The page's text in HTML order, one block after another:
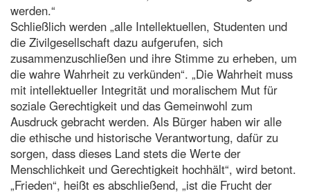
werden.“
Schließlich werden „alle Intellektuellen, Studenten und
die Zivilgesellschaft dazu aufgerufen, sich
zusammenzuschließen und ihre Stimme zu erheben, um
die wahre Wahrheit zu verkünden“. „Die Wahrheit muss
mit intellektueller Integrität und moralischem Mut für
soziale Gerechtigkeit und das Gemeinwohl zum
Ausdruck gebracht werden. Als Bürger haben wir alle
die ethische und historische Verantwortung, dafür zu
sorgen, dass dieses Land stets die Werte der
Menschlichkeit und Gerechtigkeit hochhält“, wird betont.
„Frieden“, heißt es abschließend, „ist die Frucht der